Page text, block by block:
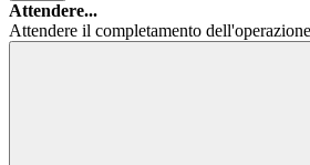
Attendere...
Attendere il completamento